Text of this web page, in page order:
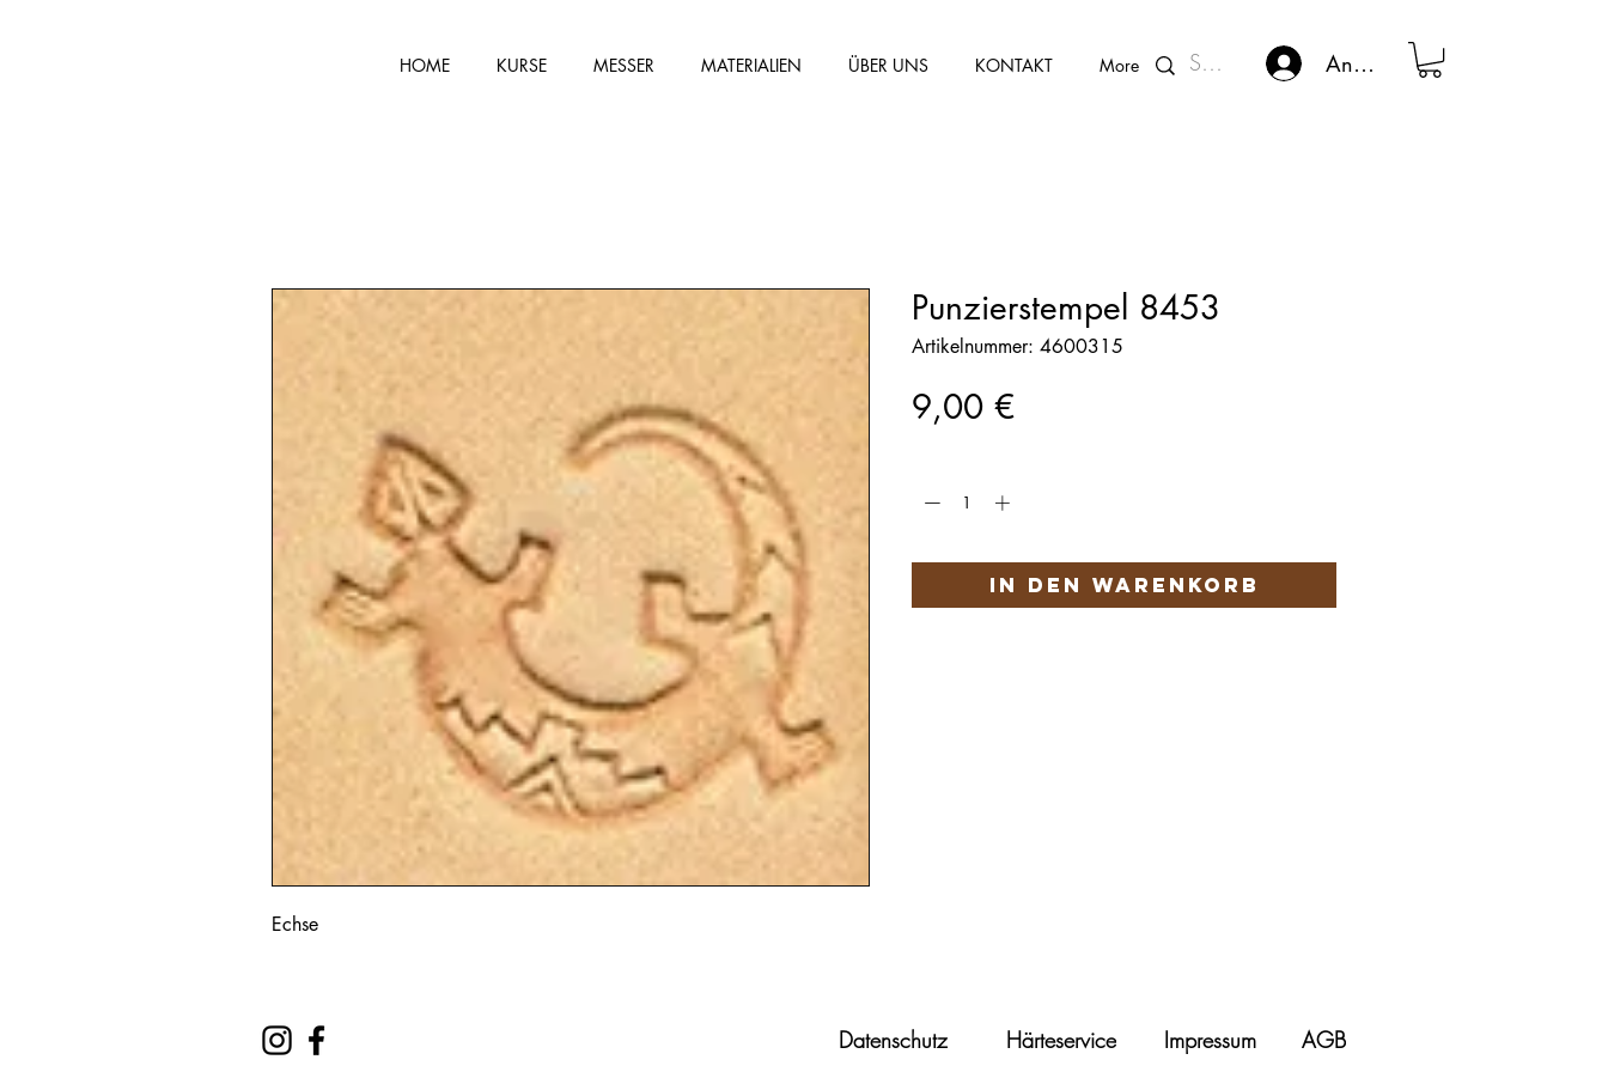
HOME KURSE MESSER MATERIALIEN ÜBER UNS KONTAKT More Kunden - Login
Anmelden
Echse
Punzierstempel 8453
Artikelnummer: 4600315
9,00 €Preis
In den Warenkorb
Datenschutz Härteservice Impressum AGB